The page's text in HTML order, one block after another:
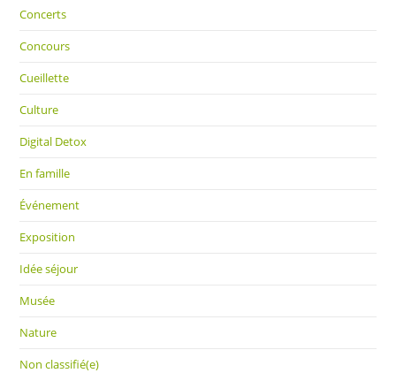
Concerts
Concours
Cueillette
Culture
Digital Detox
En famille
Événement
Exposition
Idée séjour
Musée
Nature
Non classifié(e)